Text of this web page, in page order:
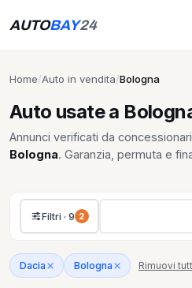
AUTOBAY24
Home/Auto in vendita/Bologna
Auto usate a
Annunci verificati da
Bologna. Garanzia, permuta e
Filtri · 9 2
Dacia Bologna Rimuovi